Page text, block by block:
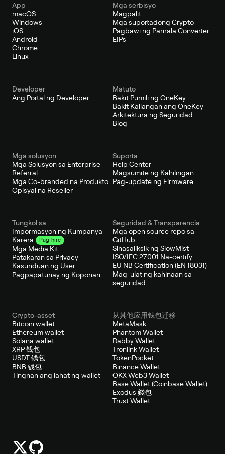
App
macOS
Windows
iOS
Android
Chrome
Linux
Mga serbisyo
Magpalit
Mga suportadong Crypto
Pagbawi ng Parirala Converter
EIPs
Developer
Ang Portal ng Developer
Matuto
Bakit Pumili ng OneKey
Bakit Kailangan ang OneKey
Arkitektura ng Seguridad
Blog
Mga solusyon
Mga Solusyon sa Enterprise
Referral
Mga Co-branded na Produkto
Opisyal na Reseller
Suporta
Help Center
Magsumite ng Kahilingan
Pag-update ng Firmware
Tungkol sa
Impormasyon ng Kumpanya
Karera
Pag-hire
Mga Media Kit
Patakaran sa Privacy
Kasunduan ng User
Pagpapatunay ng Koponan
Seguridad & Transparencia
Mga open source repo sa
GitHub
Sinasaliksik ng SlowMist
ISO/IEC 27001 Na-certify
EU NB Certification (EN 18031)
Mag-ulat ng kahinaan sa
seguridad
Crypto-asset
Bitcoin wallet
Ethereum wallet
Solana wallet
XRP 钱包
USDT 钱包
BNB 钱包
Tingnan ang lahat ng wallet
从其他应用钱包迁移
MetaMask
Phantom Wallet
Rabby Wallet
Tronlink Wallet
TokenPocket
Binance Wallet
OKX Web3 Wallet
Base Wallet (Coinbase Wallet)
Exodus 錢包
Trust Wallet